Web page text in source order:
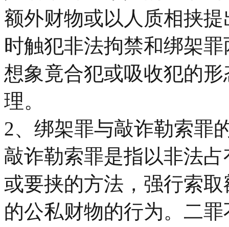
额外财物或以人质相挟
时触犯非法拘禁和绑架
想象竟合犯或吸收犯的
理。
2、绑架罪与敲诈勒索罪
敲诈勒索罪是指以非法
或要挟的方法，强行索取
的公私财物的行为。二